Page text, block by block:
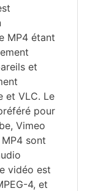
MP4 étant
et
et VLC. Le
pour
Vimeo
sont
vidéo est
4, et